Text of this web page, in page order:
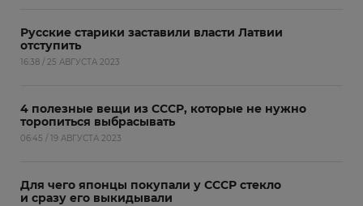
Русские старики заставили власти Латвии
отступить
16:38 / 25 АВГУСТА 2023
4 полезные вещи из СССР, которые не нужно
торопиться выбрасывать
06:45 / 19 АВГУСТА 2023
Для чего японцы покупали у СССР стекло
и сразу его выкидывали